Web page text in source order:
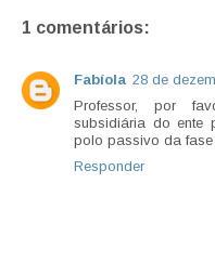
1 comentários:
Fabíola 28 de
Professor, por
subsidiária do ente
polo passivo da fase
Responder